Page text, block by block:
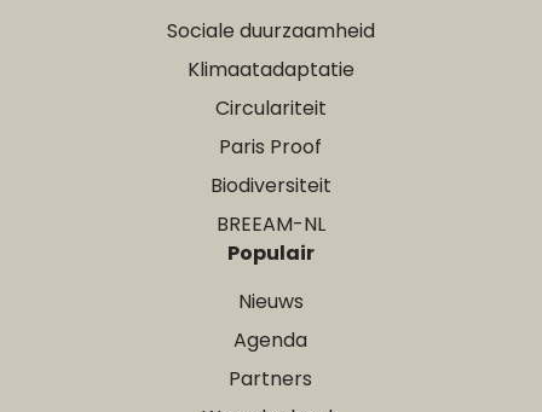
Sociale duurzaamheid
Klimaatadaptatie
Circulariteit
Paris Proof
Biodiversiteit
BREEAM-NL
Populair
Nieuws
Agenda
Partners